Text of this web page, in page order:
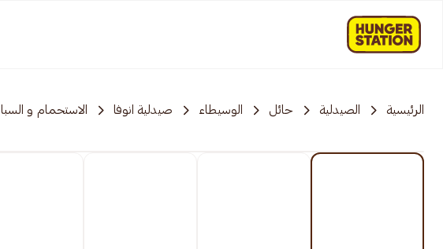
الرئيسية الصيدلية حائل الوسيطاء صيدلية انوفا الاستحمام و السبا